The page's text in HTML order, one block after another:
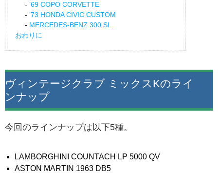
’69 COPO CORVETTE
’73 HONDA CIVIC CUSTOM
MERCEDES-BENZ 300 SL
おわりに
ヴィンテージクラブ ミックスKのライ
ンナップ
今回のラインナップは以下5種。
LAMBORGHINI COUNTACH LP 5000 QV
ASTON MARTIN 1963 DB5